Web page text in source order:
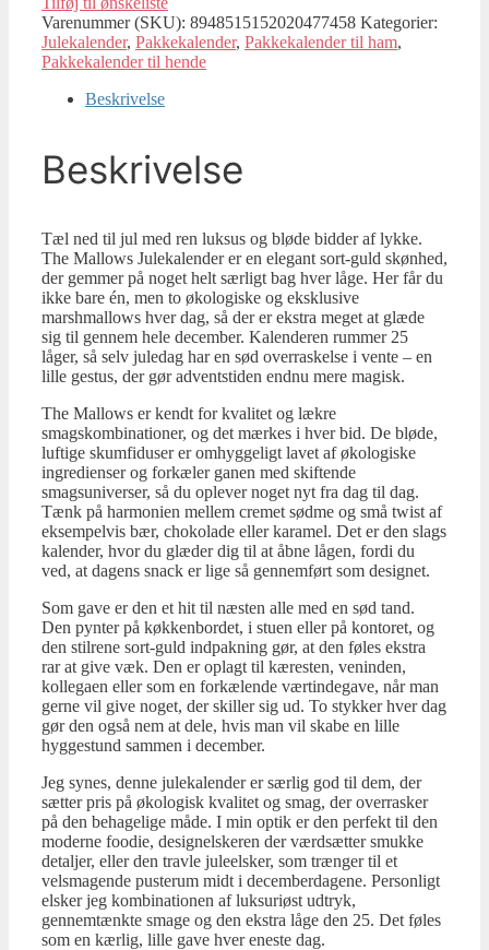
Varenummer (SKU): 8948515152020477458 Kategorier:
Julekalender, Pakkekalender, Pakkekalender til ham,
Pakkekalender til hende
Beskrivelse
Beskrivelse
Tæl ned til jul med ren luksus og bløde bidder af lykke.
The Mallows Julekalender er en elegant sort-guld skønhed,
der gemmer på noget helt særligt bag hver låge. Her får du
ikke bare én, men to økologiske og eksklusive
marshmallows hver dag, så der er ekstra meget at glæde
sig til gennem hele december. Kalenderen rummer 25
låger, så selv juledag har en sød overraskelse i vente – en
lille gestus, der gør adventstiden endnu mere magisk.
The Mallows er kendt for kvalitet og lækre
smagskombinationer, og det mærkes i hver bid. De bløde,
luftige skumfiduser er omhyggeligt lavet af økologiske
ingredienser og forkæler ganen med skiftende
smagsuniverser, så du oplever noget nyt fra dag til dag.
Tænk på harmonien mellem cremet sødme og små twist af
eksempelvis bær, chokolade eller karamel. Det er den slags
kalender, hvor du glæder dig til at åbne lågen, fordi du
ved, at dagens snack er lige så gennemført som designet.
Som gave er den et hit til næsten alle med en sød tand.
Den pynter på køkkenbordet, i stuen eller på kontoret, og
den stilrene sort-guld indpakning gør, at den føles ekstra
rar at give væk. Den er oplagt til kæresten, veninden,
kollegaen eller som en forkælende værtindegave, når man
gerne vil give noget, der skiller sig ud. To stykker hver dag
gør den også nem at dele, hvis man vil skabe en lille
hyggestund sammen i december.
Jeg synes, denne julekalender er særlig god til dem, der
sætter pris på økologisk kvalitet og smag, der overrasker
på den behagelige måde. I min optik er den perfekt til den
moderne foodie, designelskeren der værdsætter smukke
detaljer, eller den travle juleelsker, som trænger til et
velsmagende pusterum midt i decemberdagene. Personligt
elsker jeg kombinationen af luksuriøst udtryk,
gennemtænkte smage og den ekstra låge den 25. Det føles
som en kærlig, lille gave hver eneste dag.